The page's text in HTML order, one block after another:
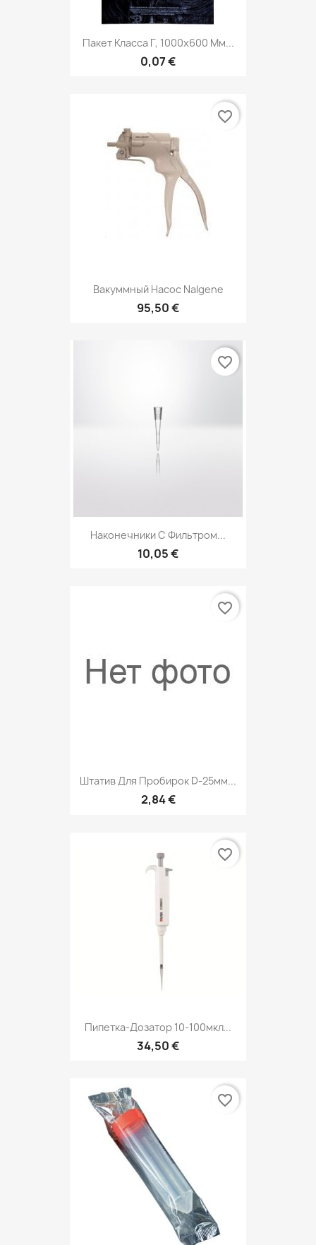
Пакет Класса Г, 1000х600 Мм...
0,07 €
Вакуммный Насос Nalgene
95,50 €
favorite_border
Наконечники С Фильтром...
10,05 €
favorite_border
Штатив Для Пробирок D-25мм...
2,84 €
favorite_border
Пипетка-Дозатор 10-100мкл...
34,50 €
favorite_border
favorite_border